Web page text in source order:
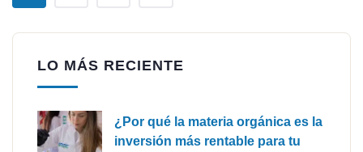
LO MÁS RECIENTE
¿Por qué la materia orgánica es la
inversión más rentable para tu